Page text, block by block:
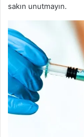
sakın unutmayın.